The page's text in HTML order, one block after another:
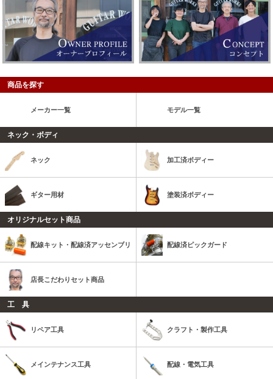
商品を探す
メーカー一覧 モデル一覧
ネック・ボディ
ネック 加工済ボディー
ギター用材 塗装済ボディー
オリジナルセット商品
配線キット・配線済アッセンブリ 配線済ピックガード
店長こだわりセット商品
工 具
リペア工具 クラフト・製作工具
メインテナンス工具 配線・電気工具